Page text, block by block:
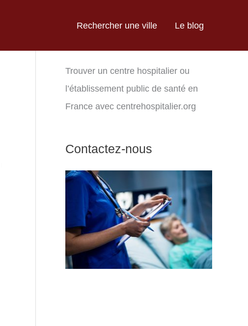
Rechercher une ville Le blog
Trouver un centre hospitalier ou
l’établissement public de santé en
France avec centrehospitalier.org
Contactez-nous